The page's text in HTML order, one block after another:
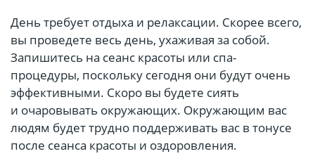
День требует отдыха и релаксации. Скорее всего,
вы проведете весь день, ухаживая за собой.
Запишитесь на сеанс красоты или спа-
процедуры, поскольку сегодня они будут очень
эффективными. Скоро вы будете сиять
и очаровывать окружающих. Окружающим вас
людям будет трудно поддерживать вас в тонусе
после сеанса красоты и оздоровления.